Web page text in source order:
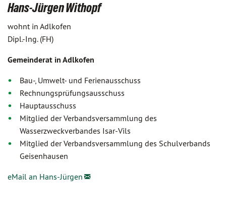
Hans-Jürgen Withopf
wohnt in Adlkofen
Dipl.-Ing. (FH)
Gemeinderat in Adlkofen
Bau-, Umwelt- und Ferienausschuss
Rechnungsprüfungsausschuss
Hauptausschuss
Mitglied der Verbandsversammlung des
Wasserzweckverbandes Isar-Vils
Mitglied der Verbandsversammlung des Schulverbands
Geisenhausen
eMail an Hans-Jürgen